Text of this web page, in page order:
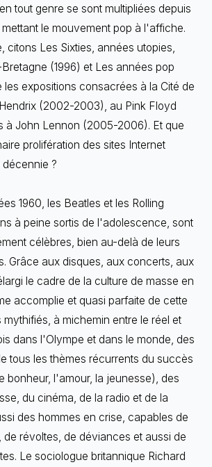
tout genre se sont multipliées depuis
le mouvement pop à l'affiche.
citons Les Sixties, années utopies,
(1996) et Les années pop
les expositions consacrées à la Cité de
(2002-2003), au Pink Floyd
à John Lennon (2005-2006). Et que
prolifération des sites Internet
?
1960, les Beatles et les Rolling
à peine sortis de l'adolescence, sont
célèbres, bien au-delà de leurs
Grâce aux disques, aux concerts, aux
le cadre de la culture de masse en
accomplie et quasi parfaite de cette
mythifiés, à michemin entre le réel et
dans l'Olympe et dans le monde, des
tous les thèmes récurrents du succès
bonheur, l'amour, la jeunesse), des
du cinéma, de la radio et de la
des hommes en crise, capables de
révoltes, de déviances et aussi de
Le sociologue britannique Richard